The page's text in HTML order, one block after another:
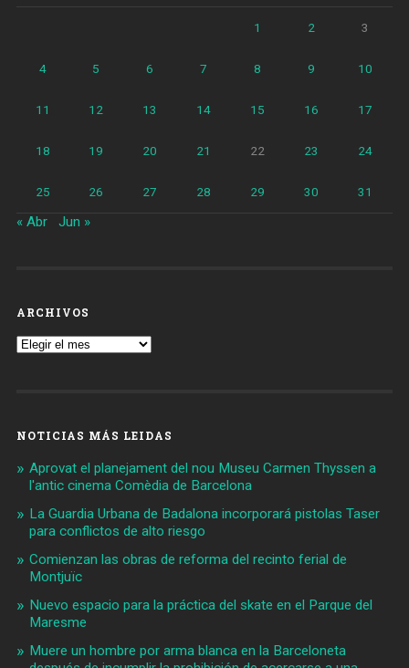
1 2 3
4 5 6 7 8 9 10
11 12 13 14 15 16 17
18 19 20 21 22 23 24
25 26 27 28 29 30 31
« Abr Jun »
ARCHIVOS
Archivos
NOTICIAS MÁS LEIDAS
Aprovat el planejament del nou Museu Carmen Thyssen a
l'antic cinema Comèdia de Barcelona
La Guardia Urbana de Badalona incorporará pistolas Taser
para conflictos de alto riesgo
Comienzan las obras de reforma del recinto ferial de
Montjuïc
Nuevo espacio para la práctica del skate en el Parque del
Maresme
Muere un hombre por arma blanca en la Barceloneta